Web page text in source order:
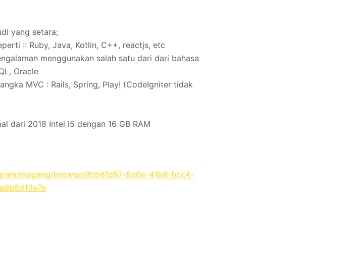
yang setara;
:: Ruby, Java, Kotlin, C++, reactjs, etc
menggunakan salah satu dari dari bahasa
Oracle
MVC : Rails, Spring, Play! (CodeIgniter tidak
dari 2018 Intel i5 dengan 16 GB RAM
magang/browse/8bb8fd87-8e0e-41b8-bcc4-